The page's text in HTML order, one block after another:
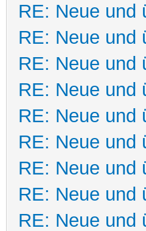
RE: Neue und
RE: Neue und
RE: Neue und
RE: Neue und
RE: Neue und
RE: Neue und
RE: Neue und
RE: Neue und
RE: Neue und